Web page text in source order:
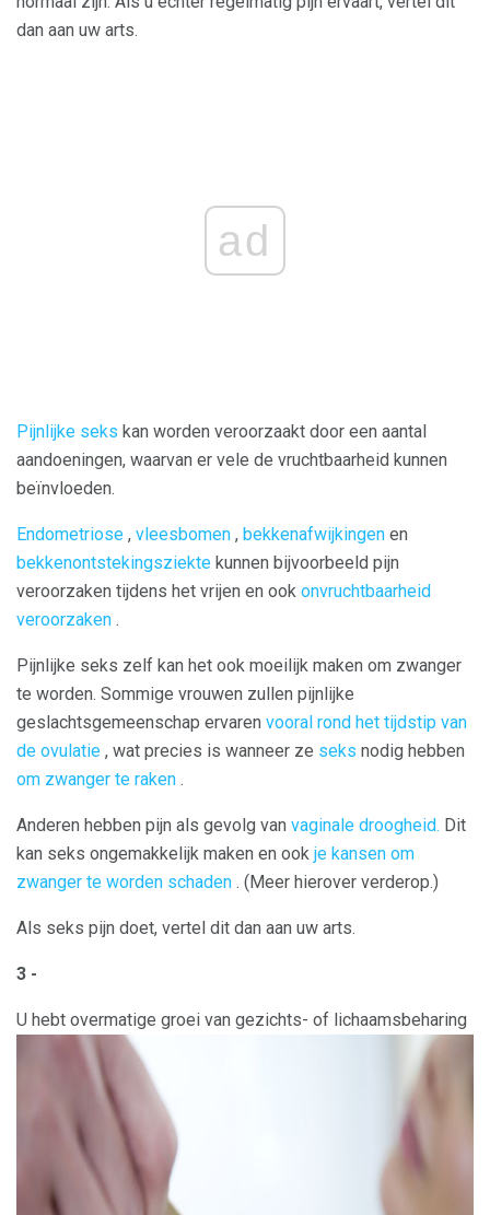
dan aan uw arts.
ad
Pijnlijke seks kan worden veroorzaakt door een aantal
aandoeningen, waarvan er vele de vruchtbaarheid kunnen
beïnvloeden.
Endometriose , vleesbomen , bekkenafwijkingen en
bekkenontstekingsziekte kunnen bijvoorbeeld pijn
veroorzaken tijdens het vrijen en ook onvruchtbaarheid
veroorzaken .
Pijnlijke seks zelf kan het ook moeilijk maken om zwanger
te worden. Sommige vrouwen zullen pijnlijke
geslachtsgemeenschap ervaren vooral rond het tijdstip van
de ovulatie , wat precies is wanneer ze seks nodig hebben
om zwanger te raken .
Anderen hebben pijn als gevolg van vaginale droogheid. Dit
kan seks ongemakkelijk maken en ook je kansen om
zwanger te worden schaden . (Meer hierover verderop.)
Als seks pijn doet, vertel dit dan aan uw arts.
3 -
U hebt overmatige groei van gezichts- of lichaamsbeharing